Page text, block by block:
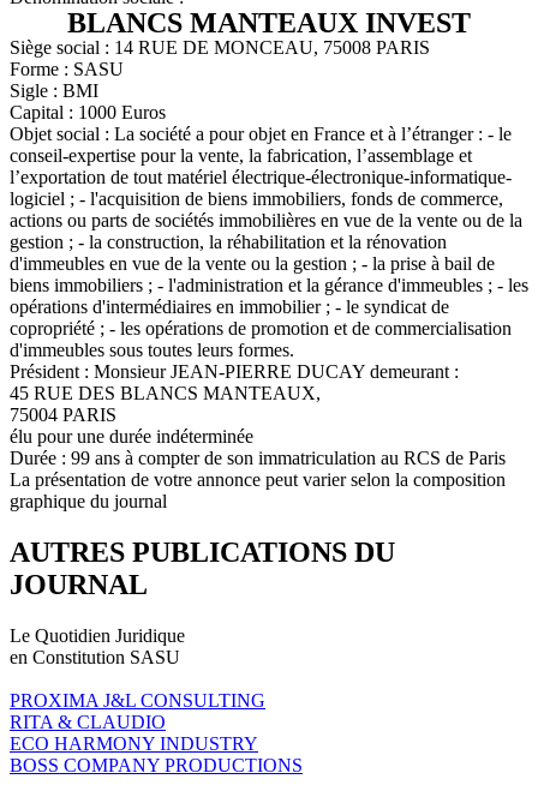
BLANCS MANTEAUX INVEST
Siège social : 14 RUE DE MONCEAU, 75008 PARIS
Forme : SASU
Sigle : BMI
Capital : 1000 Euros
Objet social : La société a pour objet en France et à l’étranger : - le
conseil-expertise pour la vente, la fabrication, l’assemblage et
l’exportation de tout matériel électrique-électronique-informatique-
logiciel ; - l'acquisition de biens immobiliers, fonds de commerce,
actions ou parts de sociétés immobilières en vue de la vente ou de la
gestion ; - la construction, la réhabilitation et la rénovation
d'immeubles en vue de la vente ou la gestion ; - la prise à bail de
biens immobiliers ; - l'administration et la gérance d'immeubles ; - les
opérations d'intermédiaires en immobilier ; - le syndicat de
copropriété ; - les opérations de promotion et de commercialisation
d'immeubles sous toutes leurs formes.
Président : Monsieur JEAN-PIERRE DUCAY demeurant :
45 RUE DES BLANCS MANTEAUX,
75004 PARIS
élu pour une durée indéterminée
Durée : 99 ans à compter de son immatriculation au RCS de Paris
La présentation de votre annonce peut varier selon la composition
graphique du journal
AUTRES PUBLICATIONS DU
JOURNAL
Le Quotidien Juridique
en Constitution SASU
PROXIMA J&L CONSULTING
RITA & CLAUDIO
ECO HARMONY INDUSTRY
BOSS COMPANY PRODUCTIONS